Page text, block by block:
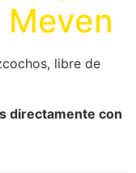
libre de
directamente con